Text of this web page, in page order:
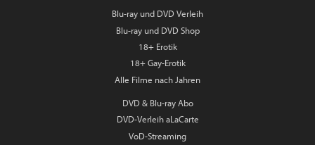
Blu-ray und DVD Verleih
Blu-ray und DVD Shop
18+ Erotik
18+ Gay-Erotik
Alle Filme nach Jahren
DVD & Blu-ray Abo
DVD-Verleih aLaCarte
VoD-Streaming